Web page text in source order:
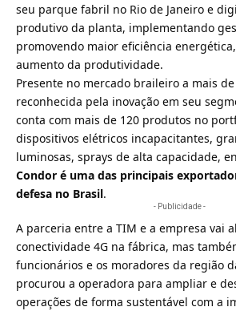
seu parque fabril no Rio de Janeiro e
produtivo da planta, implementando
promovendo maior eficiência
aumento da produtividade.
Presente no mercado braileiro a mais
reconhecida pela inovação em seu
conta com mais de 120 produtos no
dispositivos elétricos incapacitantes,
luminosas, sprays de alta capacidade,
Condor é uma das principais
defesa no Brasil.
- Publicidade -
A parceria entre a TIM e a empresa vai
conectividade 4G na fábrica, mas
funcionários e os moradores da região
procurou a operadora para ampliar e
operações de forma sustentável com a